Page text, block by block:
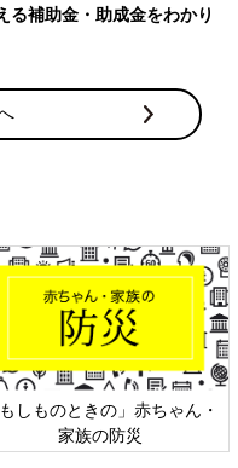
チン接種できるものも】妊婦
本外来小児科学会リーフレッ
ト検討会